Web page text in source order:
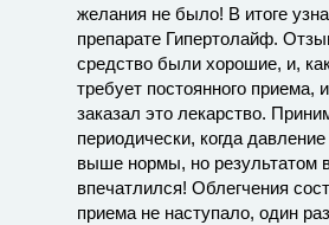
желания не было! В итоге
препарате Гипертолайф.
средство были хорошие, и,
требует постоянного приема,
заказал это лекарство.
периодически, когда
выше нормы, но результатом
впечатлился! Облегчения
приема не наступало, один